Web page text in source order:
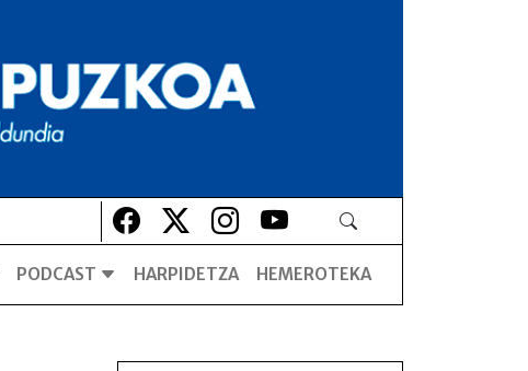
Lehio berrian irekiko da
Lehio berrian irekiko da
Lehio berrian irekiko da
Lehio berrian irekiko da
PODCAST HARPIDETZA HEMEROTEKA